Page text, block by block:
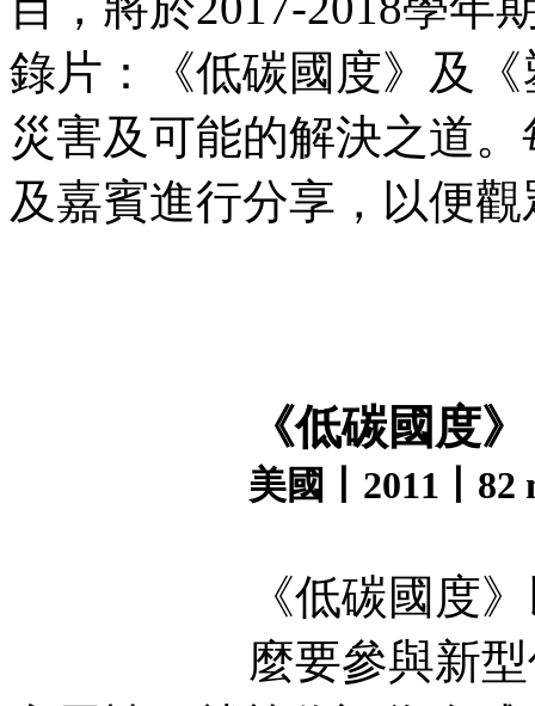
錄片：《低碳國度》及
災害及可能的解決之道
及嘉賓進行分享，以便
《低碳國度》
美國丨2011丨82
《低碳國度
麼要參與新